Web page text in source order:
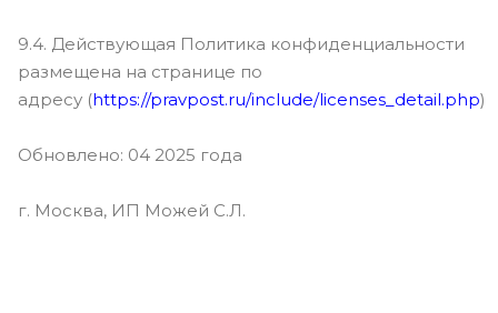
9.4. Действующая Политика конфиденциальности
размещена на странице по
адресу (https://pravpost.ru/include/licenses_detail.php)
Обновлено: 04 2025 года
г. Москва, ИП Можей С.Л.